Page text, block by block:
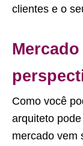
clientes e o
Como você
arquiteto
mercado vem